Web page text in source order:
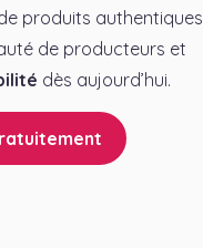
produits
de producteurs et
dès aujourd’hui.